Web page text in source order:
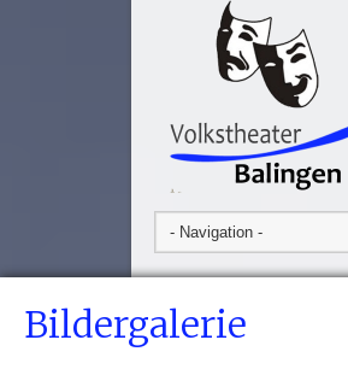
Bildergalerie